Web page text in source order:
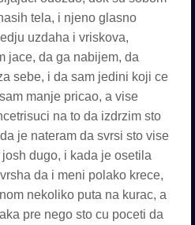
tela, i njeno glasno
uzdaha i vriskova,
jace, da ga nabijem, da
sebe, i da sam jedini koji ce
manje pricao, a vise
na to da izdrzim sto
je nateram da svrsi sto vise
dugo, i kada je osetila
da i meni polako krece,
nekoliko puta na kurac, a
pre nego sto cu poceti da